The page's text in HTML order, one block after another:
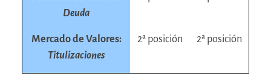
Deuda
Mercado de Valores:
Titulizaciones
2ª posición 2ª posición